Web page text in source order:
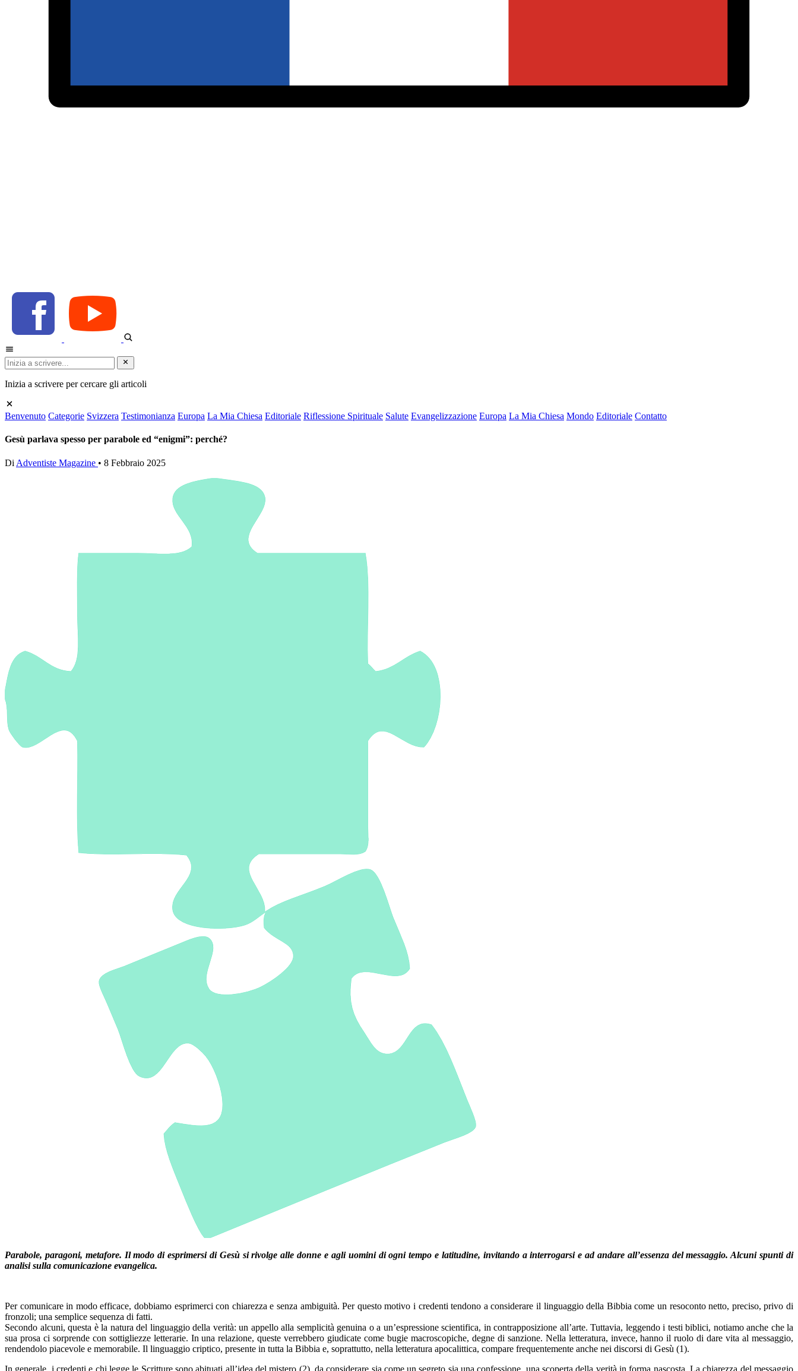
Inizia a scrivere per cercare gli articoli
Benvenuto Categorie Svizzera Testimonianza Europa La Mia Chiesa Editoriale Riflessione Spirituale Salute Evangelizzazione Europa La Mia Chiesa Mondo Editoriale Contatto
Gesù parlava spesso per parabole ed “enigmi”: perché?
Di Adventiste Magazine • 8 Febbraio 2025
Parabole, paragoni, metafore. Il modo di esprimersi di Gesù si rivolge alle donne e agli uomini di ogni tempo e latitudine, invitando a interrogarsi e ad andare all’essenza del messaggio. Alcuni spunti di
analisi sulla comunicazione evangelica.
Per comunicare in modo efficace, dobbiamo esprimerci con chiarezza e senza ambiguità. Per questo motivo i credenti tendono a considerare il linguaggio della Bibbia come un resoconto netto, preciso, privo di
fronzoli; una semplice sequenza di fatti.
Secondo alcuni, questa è la natura del linguaggio della verità: un appello alla semplicità genuina o a un’espressione scientifica, in contrapposizione all’arte. Tuttavia, leggendo i testi biblici, notiamo anche che la
sua prosa ci sorprende con sottigliezze letterarie. In una relazione, queste verrebbero giudicate come bugie macroscopiche, degne di sanzione. Nella letteratura, invece, hanno il ruolo di dare vita al messaggio,
rendendolo piacevole e memorabile. Il linguaggio criptico, presente in tutta la Bibbia e, soprattutto, nella letteratura apocalittica, compare frequentemente anche nei discorsi di Gesù (1).
In generale, i credenti e chi legge le Scritture sono abituati all’idea del mistero (2), da considerare sia come un segreto sia una confessione, una scoperta della verità in forma nascosta. La chiarezza del messaggio